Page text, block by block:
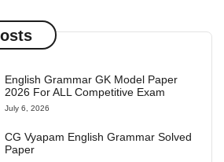
English Grammar GK Model Paper
2026 For ALL Competitive Exam
July 6, 2026
CG Vyapam English Grammar Solved
Paper